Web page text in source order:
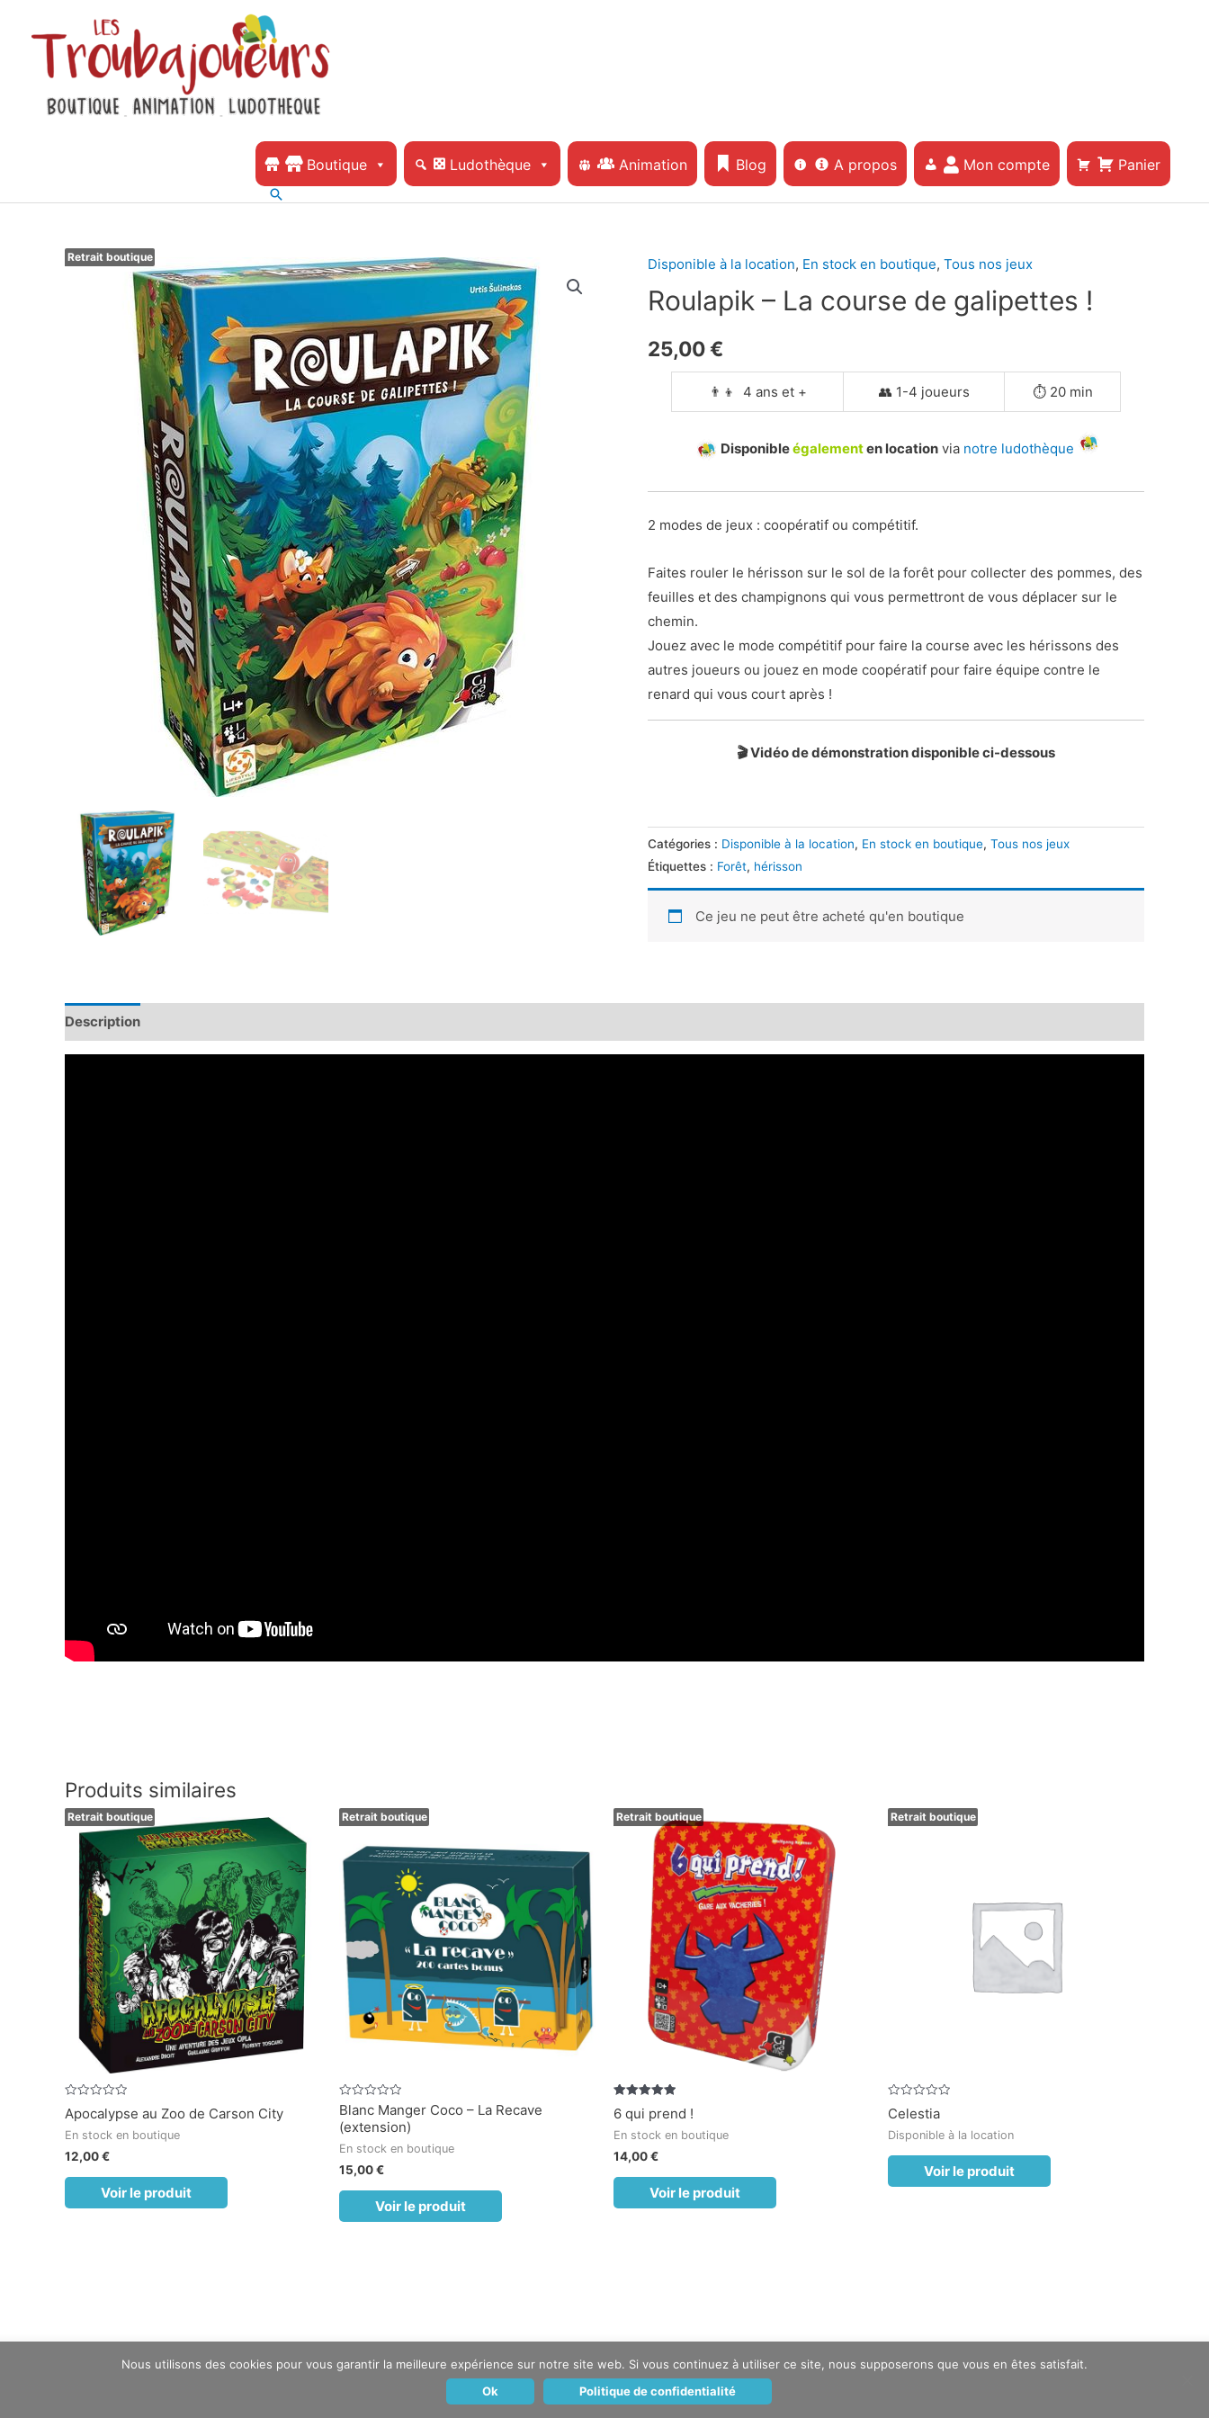
Boutique Ludothèque Animation Blog A propos Mon compte Panier
Retrait boutique Disponible à la location, En stock en boutique, Tous nos jeux
Roulapik – La course de galipettes !
25,00€
👨‍👦 4 ans et + 👥 1-4 joueurs ⏱️ 20 min
Disponibleégalementen location via notre ludothèque
2 modes de jeux : coopératif ou compétitif.
Faites rouler le hérisson sur le sol de la forêt pour collecter des pommes, des
feuilles et des champignons qui vous permettront de vous déplacer sur le
chemin.
Jouez avec le mode compétitif pour faire la course avec les hérissons des
autres joueurs ou jouez en mode coopératif pour faire équipe contre le
renard qui vous court après !
🎬 Vidéo de démonstration disponible ci-dessous
Catégories : Disponible à la location, En stock en boutique, Tous nos jeux
Étiquettes : Forêt, hérisson
Ce jeu ne peut être acheté qu'en boutique
Description
Produits similaires
Retrait boutique
Note
0
sur
5
Apocalypse au Zoo de Carson City
En stock en boutique
12,00€
Voir le produit
Retrait boutique
Note
0
sur
5
Blanc Manger Coco – La Recave
(extension)
En stock en boutique
15,00€
Voir le produit
Retrait boutique
Note
5.00
sur 5
6 qui prend !
En stock en boutique
14,00€
Voir le produit
Retrait boutique
Note
0
sur
5
Celestia
Disponible à la location
Voir le produit
Copyright © 2019 Les Troubajoueurs
Nous utilisons des cookies pour vous garantir la meilleure expérience sur notre site web. Si vous continuez à utiliser ce site, nous supposerons que vous en êtes satisfait.
Ok
Politique de confidentialité